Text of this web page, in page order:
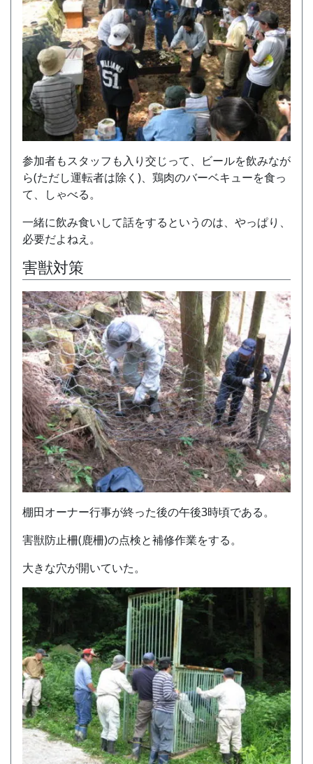
参加者もスタッフも入り交じって、ビールを飲みなが
ら(ただし運転者は除く)、鶏肉のバーベキューを食っ
て、しゃべる。
一緒に飲み食いして話をするというのは、やっぱり、
必要だよねえ。
害獣対策
棚田オーナー行事が終った後の午後3時頃である。
害獣防止柵(鹿柵)の点検と補修作業をする。
大きな穴が開いていた。